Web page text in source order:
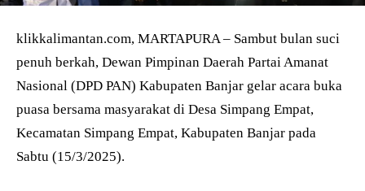
klikkalimantan.com, MARTAPURA – Sambut bulan suci
penuh berkah, Dewan Pimpinan Daerah Partai Amanat
Nasional (DPD PAN) Kabupaten Banjar gelar acara buka
puasa bersama masyarakat di Desa Simpang Empat,
Kecamatan Simpang Empat, Kabupaten Banjar pada
Sabtu (15/3/2025).